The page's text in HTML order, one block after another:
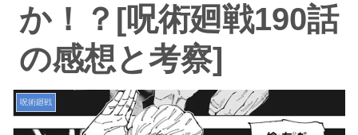
か！？[呪術廻戦190話
の感想と考察]
呪術廻戦